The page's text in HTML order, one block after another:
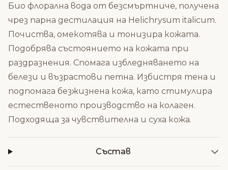
Био флорална вода от безсмъртниче, получена
чрез парна дестилация на Helichrysum italicum.
Почиства, омекотява и тонизира кожата.
Подобрява състоянието на кожата при
раздразнения. Спомага избледняването на
белези и възрастови петна. Избистря тена и
подпомага безжизнена кожа, като стимулира
естественото производство на колаген.
Подходяща за чувствителна и суха кожа.
Състав